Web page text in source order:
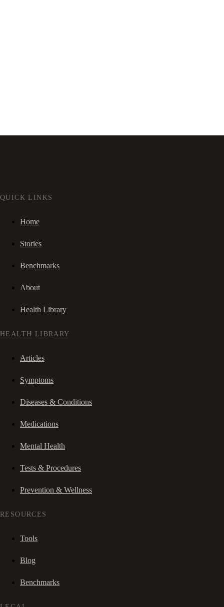
QUICK LINKS
Home
Stories
Benchmarks
About
Health Library
HEALTH LIBRARY
Articles
Symptoms
Diseases & Conditions
Medications
Mental Health
Tests & Procedures
Prevention & Wellness
RESOURCES
Tools
Blog
Benchmarks